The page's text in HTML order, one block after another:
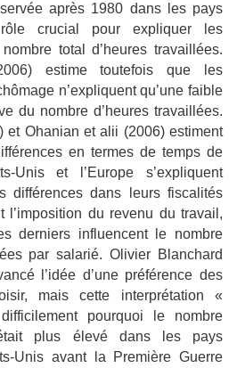
après 1980 dans les pays
crucial pour expliquer les
total d’heures travaillées.
estime toutefois que les
n’expliquent qu’une faible
du nombre d’heures travaillées.
et Ohanian et alii (2006) estiment
en termes de temps de
Unis et l’Europe s’expliquent
différences dans leurs fiscalités
l’imposition du revenu du travail,
derniers influencent le nombre
par salarié. Olivier Blanchard
l’idée d’une préférence des
mais cette interprétation «
pourquoi le nombre
plus élevé dans les pays
Unis avant la Première Guerre